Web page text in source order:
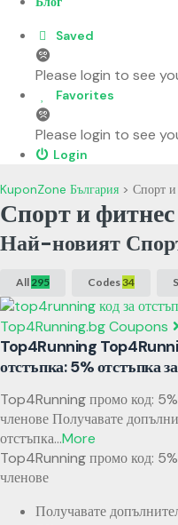
Saved
Please login to see
Favorites
Please login to see
Login
KuponZone България > Спорт
Спорт и фитнес
Най-новият
All295 Codes34
Top4Running.bg Coupons
Top4Running
отстъпка: 5% отстъпка
Top4Running промо код: 5%
членове Получавате
отстъпка...More
Top4Running промо код: 5%
членове
Получавате